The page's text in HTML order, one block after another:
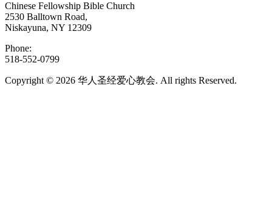
Chinese Fellowship Bible Church
2530 Balltown Road,
Niskayuna, NY 12309
Phone:
518-552-0799
Copyright © 2026 华人圣经爱心教会. All rights Reserved.